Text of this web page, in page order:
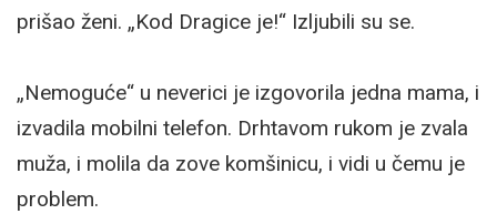
prišao ženi. „Kod Dragice je!“ Izljubili su se.
„Nemoguće“ u neverici je izgovorila jedna mama, i
izvadila mobilni telefon. Drhtavom rukom je zvala
muža, i molila da zove komšinicu, i vidi u čemu je
problem.